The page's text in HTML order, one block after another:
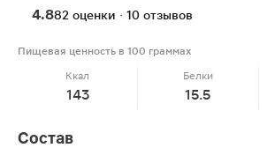
4.882 оценки · 10 отзывов
Пищевая ценность в 100 граммах
Ккал
143
Белки
15.5
Состав